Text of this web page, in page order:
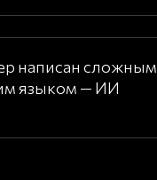
написан сложным
языком — ИИ